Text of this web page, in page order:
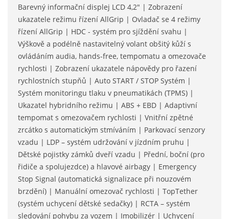
Barevný informační displej LCD 4,2" | Zobrazení
ukazatele režimu řízení AllGrip | Ovladač se 4 režimy
řízení AllGrip | HDC - systém pro sjíždění svahu |
Výškově a podélně nastavitelný volant obšitý kůží s
ovládáním audia, hands-free, tempomatu a omezovače
rychlosti | Zobrazení ukazatele nápovědy pro řazení
rychlostních stupňů | Auto START / STOP Systém |
Systém monitoringu tlaku v pneumatikách (TPMS) |
Ukazatel hybridního režimu | ABS + EBD | Adaptivní
tempomat s omezovačem rychlosti | Vnitřní zpětné
zrcátko s automatickým stmíváním | Parkovací senzory
vzadu | LDP – systém udržování v jízdním pruhu |
Dětské pojistky zámků dveří vzadu | Přední, boční (pro
řidiče a spolujezdce) a hlavové airbagy | Emergency
Stop Signal (automatická signalizace při nouzovém
brzdění) | Manuální omezovač rychlosti | TopTether
(systém uchycení dětské sedačky) | RCTA – systém
sledování pohybu za vozem | Imobilizér | Uchycení